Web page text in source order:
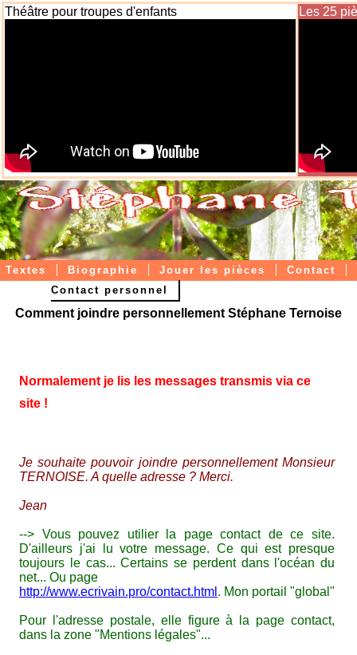
Théâtre pour troupes d'enfants Les 25
Contact
Jouer les pièces
Biographie
Textes
Contact personnel
Comment joindre personnellement Stéphane Ternoise
Normalement je lis les messages transmis via ce
site !
Je souhaite pouvoir joindre personnellement Monsieur
TERNOISE. A quelle adresse ? Merci.
Jean
--> Vous pouvez utilier la page contact de ce site.
D'ailleurs j'ai lu votre message. Ce qui est presque
toujours le cas... Certains se perdent dans l'océan du
net... Ou page
http://www.ecrivain.pro/contact.html . Mon portail "global"
Pour l'adresse postale, elle figure à la page contact,
dans la zone "Mentions légales"...
Commentaires ouverts en juillet 2014:
votre commentaire ou mini drame...